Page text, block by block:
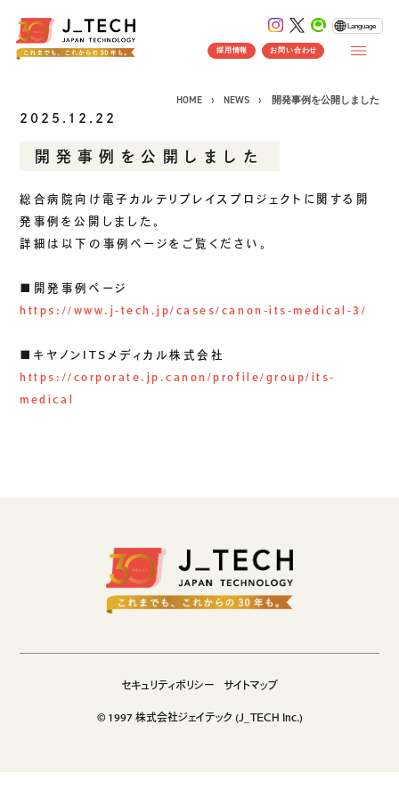
コンセプト
SERVICE
J's Works ERP
クラウドソリューション
受託開発
生成AIソリューション
SUSTAINABILITY
セキュリティポリシー
コンプライアンス
労働情報の公開
Language
採用情報 お問い合わせ
HOME NEWS 開発事例を公開しました
2025.12.22
開発事例を公開しました
総合病院向け電子カルテリプレイスプロジェクトに関する開
発事例を公開しました。
詳細は以下の事例ページをご覧ください。
■開発事例ページ
https://www.j-tech.jp/cases/canon-its-medical-3/
■キヤノンITSメディカル株式会社
https://corporate.jp.canon/profile/group/its-
medical
セキュリティポリシー サイトマップ
© 1997 株式会社ジェイテック (J_TECH Inc.)